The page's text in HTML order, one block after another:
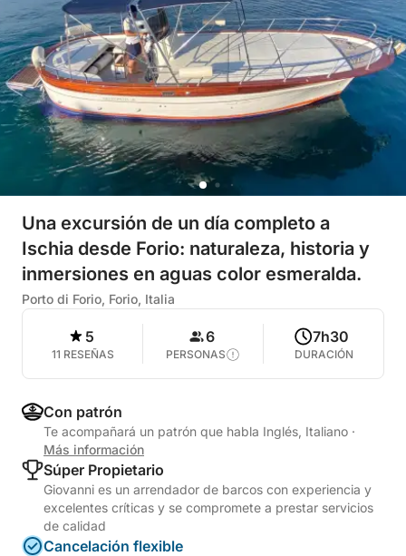
Una excursión de un día completo a
Ischia desde Forio: naturaleza, historia y
inmersiones en aguas color esmeralda.
Porto di Forio, Forio, Italia
5
11 RESEÑAS
6
PERSONAS
7h30
DURACIÓN
Con patrón
Te acompañará un patrón que habla Inglés, Italiano ·
Más información
Súper Propietario
Giovanni es un arrendador de barcos con experiencia y
excelentes críticas y se compromete a prestar servicios
de calidad
Cancelación flexible